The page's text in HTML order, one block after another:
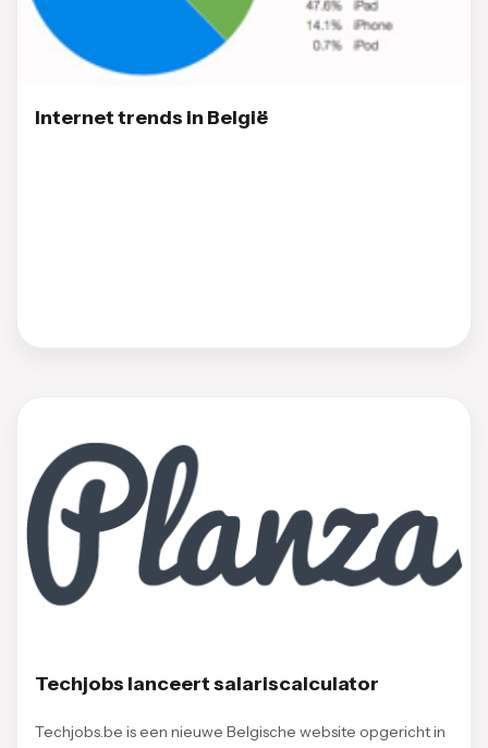
Internet trends in België
Techjobs lanceert salariscalculator
Techjobs.be is een nieuwe Belgische website opgericht in